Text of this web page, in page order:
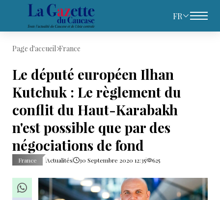
FR
Page d'accueil France
Le député européen Ilhan
Kutchuk : Le règlement du
conflit du Haut-Karabakh
n'est possible que par des
négociations de fond
France Actualités 30 Septembre 2020 12:35 625